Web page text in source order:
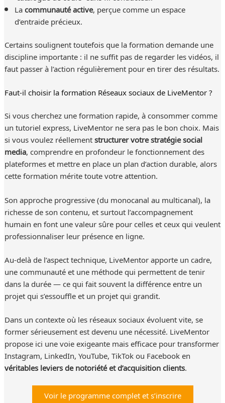
Lacommunauté active, perçue comme un espace
d’entraide précieux.
Certains soulignent toutefois que la formation demande une
discipline importante : il ne suffit pas de regarder les vidéos, il
faut passer à l’action régulièrement pour en tirer des résultats.
Faut-il choisir la formation Réseaux sociaux de LiveMentor ?
Si vous cherchez une formation rapide, à consommer comme
un tutoriel express, LiveMentor ne sera pas le bon choix. Mais
si vous voulez réellementstructurer votre stratégie social
media, comprendre en profondeur le fonctionnement des
plateformes et mettre en place un plan d’action durable, alors
cette formation mérite toute votre attention.
Son approche progressive (du monocanal au multicanal), la
richesse de son contenu, et surtout l’accompagnement
humain en font une valeur sûre pour celles et ceux qui veulent
professionnaliser leur présence en ligne.
Au-delà de l’aspect technique, LiveMentor apporte un cadre,
une communauté et une méthode qui permettent de tenir
dans la durée — ce qui fait souvent la différence entre un
projet qui s’essouffle et un projet qui grandit.
Dans un contexte où les réseaux sociaux évoluent vite, se
former sérieusement est devenu une nécessité. LiveMentor
propose ici une voie exigeante mais efficace pour transformer
Instagram, LinkedIn, YouTube, TikTok ou Facebook en
véritables leviers de notoriété et d’acquisition clients.
Voir le programme complet et s’inscrire